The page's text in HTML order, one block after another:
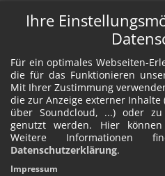
Ihre
Für ein optimales Webseiten-
die für das Funktionieren
Mit Ihrer Zustimmung
die zur Anzeige externer Inhalte
über Soundcloud, ...) oder zu
genutzt werden. Hier
Weitere Informationen
Datenschutzerklärung.
Impressum